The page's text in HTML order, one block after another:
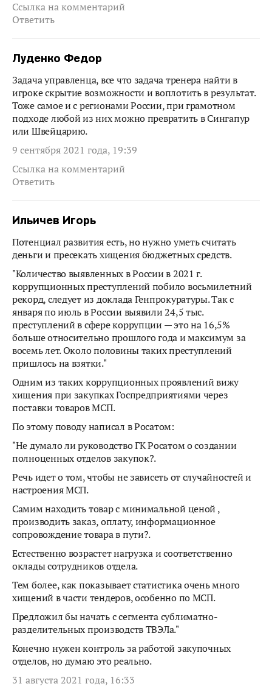
Ссылка на комментарий
Ответить
Луденко Федор
Задача управленца, все что задача тренера найти в
игроке скрытие возможности и воплотить в результат.
Тоже самое и с регионами России, при грамотном
подходе любой из них можно превратить в Сингапур
или Швейцарию.
9 сентября 2021 года, 19:39
Ссылка на комментарий
Ответить
Ильичев Игорь
Потенциал развития есть, но нужно уметь считать
деньги и пресекать хищения бюджетных средств.
"Количество выявленных в России в 2021 г.
коррупционных преступлений побило восьмилетний
рекорд, следует из доклада Генпрокуратуры. Так с
января по июль в России выявили 24,5 тыс.
преступлений в сфере коррупции — это на 16,5%
больше относительно прошлого года и максимум за
восемь лет. Около половины таких преступлений
пришлось на взятки."
Одним из таких коррупционных проявлений вижу
хищения при закупках Госпредприятиями через
поставки товаров МСП.
По этому поводу написал в Росатом:
"Не думало ли руководство ГК Росатом о создании
полноценных отделов закупок?.
Речь идет о том, чтобы не зависеть от случайностей и
настроения МСП.
Самим находить товар с минимальной ценой ,
производить заказ, оплату, информационное
сопровождение товара в пути?.
Естественно возрастет нагрузка и соответственно
оклады сотрудников отдела.
Тем более, как показывает статистика очень много
хищений в части тендеров, особенно по МСП.
Предложил бы начать с сегмента сублиматно-
разделительных производств ТВЭЛа."
Конечно нужен контроль за работой закупочных
отделов, но думаю это реально.
31 августа 2021 года, 16:33